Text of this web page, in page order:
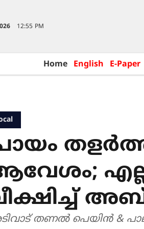
12:55 PM
Home English E-Paper
തണൽ പെയിൻ &